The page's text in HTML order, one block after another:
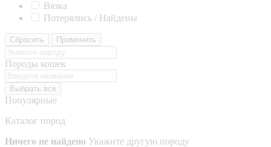
Вязка
Потерялись / Найдены
Сбросить Применить
Породы кошек
Выбрать все
Популярные
Каталог пород
Ничего не найдено Укажите другую породу